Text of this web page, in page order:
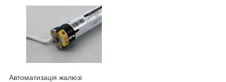
Автоматизація жалюзі